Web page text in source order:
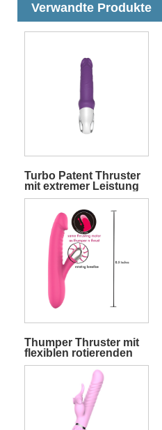
Verwandte Produkte
Turbo Patent Thruster
mit extremer Leistung
und Geschwindigkeit
Thumper Thruster mit
flexiblen rotierenden
Lamellen